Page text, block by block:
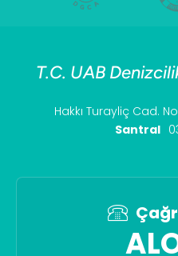
T.C. UAB
Hakkı Turayliç Cad.
Santral